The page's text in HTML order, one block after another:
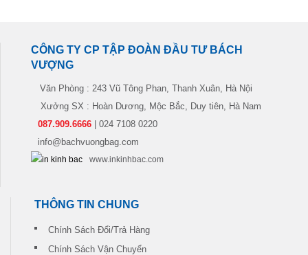
CÔNG TY CP TẬP ĐOÀN ĐẦU TƯ BÁCH
VƯỢNG
Văn Phòng : 243 Vũ Tông Phan, Thanh Xuân, Hà Nội
Xưởng SX : Hoàn Dương, Mộc Bắc, Duy tiên, Hà Nam
087.909.6666 | 024 7108 0220
info@bachvuongbag.com
www.inkinhbac.com
THÔNG TIN CHUNG
Chính Sách Đổi/Trả Hàng
Chính Sách Vận Chuyển